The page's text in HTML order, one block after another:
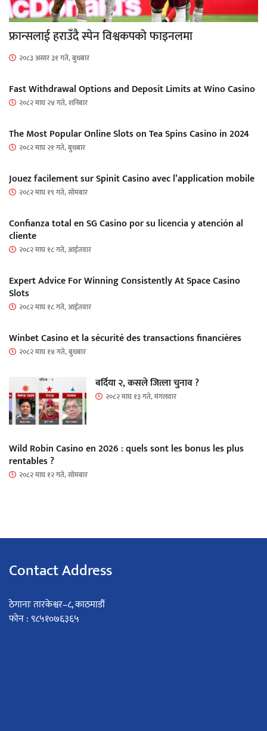
फ्रान्सलाई हराउँदै स्पेन विश्वकपको फाइनलमा
२०८३ असार ३१ गते, बुधबार
Fast Withdrawal Options and Deposit Limits at Wino Casino
२०८२ माघ २४ गते, शनिबार
The Most Popular Online Slots on Tea Spins Casino in 2024
२०८२ माघ २१ गते, बुधबार
Jouez facilement sur Spinit Casino avec l’application mobile
२०८२ माघ १९ गते, सोमबार
Confianza total en SG Casino por su licencia y atención al
cliente
२०८२ माघ १८ गते, आईतवार
Expert Advice For Winning Consistently At Space Casino
Slots
२०८२ माघ १८ गते, आईतवार
Winbet Casino et la sécurité des transactions financières
२०८२ माघ १४ गते, बुधबार
बर्दिया २, कसले जित्ला चुनाव ?
२०८२ माघ १३ गते, मंगलवार
Wild Robin Casino en 2026 : quels sont les bonus les plus
rentables ?
२०८२ माघ १२ गते, सोमबार
Contact Address
ठेगानाः तारकेश्वर–८, काठमाडौं
फोन : ९८५१०७६३६५